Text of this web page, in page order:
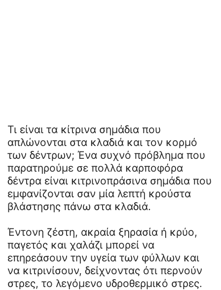
Τι είναι τα κίτρινα σημάδια που
απλώνονται στα κλαδιά και τον κορμό
των δέντρων; Ένα συχνό πρόβλημα που
παρατηρούμε σε πολλά καρποφόρα
δέντρα είναι κιτρινοπράσινα σημάδια που
εμφανίζονται σαν μία λεπτή κρούστα
βλάστησης πάνω στα κλαδιά.
Έντονη ζέστη, ακραία ξηρασία ή κρύο,
παγετός και χαλάζι μπορεί να
επηρεάσουν την υγεία των φύλλων και
να κιτρινίσουν, δείχνοντας ότι περνούν
στρες, το λεγόμενο υδροθερμικό στρες.